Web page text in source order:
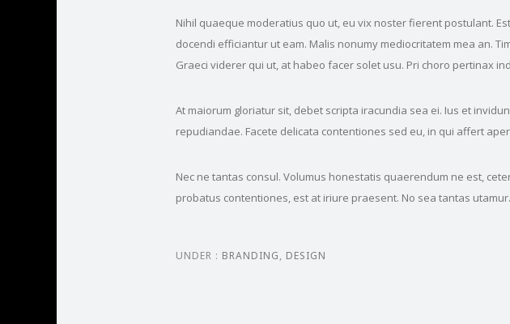
Nihil quaeque moderatius quo ut, eu vix noster fierent postulant.
docendi efficiantur ut eam. Malis nonumy mediocritatem mea an.
Graeci viderer qui ut, at habeo facer solet usu. Pri choro pertinax
At maiorum gloriatur sit, debet scripta iracundia sea ei. Ius et
repudiandae. Facete delicata contentiones sed eu, in qui affert
Nec ne tantas consul. Volumus honestatis quaerendum ne est,
probatus contentiones, est at iriure praesent. No sea tantas utamur.
UNDER : BRANDING, DESIGN